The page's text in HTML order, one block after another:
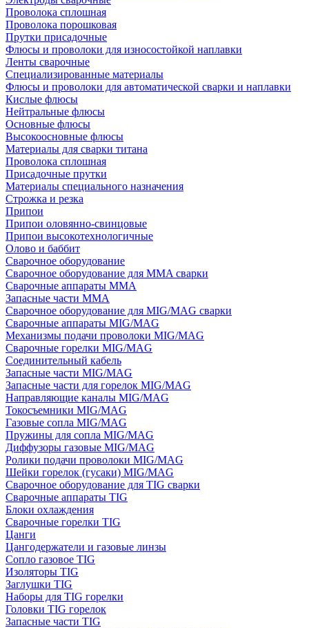
Проволока сплошная
Проволока порошковая
Прутки присадочные
Флюсы и проволоки для износостойкой наплавки
Ленты сварочные
Специализированные материалы
Флюсы и проволоки для автоматической сварки и наплавки
Кислые флюсы
Нейтральные флюсы
Основные флюсы
Высокоосновные флюсы
Материалы для сварки титана
Проволока сплошная
Присадочные прутки
Материалы специального назначения
Строжка и резка
Припои
Припои оловянно-свинцовые
Припои высокотехнологичные
Олово и баббит
Сварочное оборудование
Сварочное оборудование для MMA сварки
Сварочные аппараты MMA
Запасные части MMA
Сварочное оборудование для MIG/MAG сварки
Сварочные аппараты MIG/MAG
Механизмы подачи проволоки MIG/MAG
Сварочные горелки MIG/MAG
Соединительный кабель
Запасные части MIG/MAG
Запасные части для горелок MIG/MAG
Направляющие каналы MIG/MAG
Токосъемники MIG/MAG
Газовые сопла MIG/MAG
Пружины для сопла MIG/MAG
Диффузоры газовые MIG/MAG
Ролики подачи проволоки MIG/MAG
Шейки горелок (гусаки) MIG/MAG
Сварочное оборудование для TIG сварки
Сварочные аппараты TIG
Блоки охлаждения
Сварочные горелки TIG
Цанги
Цангодержатели и газовые линзы
Сопло газовое TIG
Изоляторы TIG
Заглушки TIG
Наборы для TIG горелки
Головки TIG горелок
Запасные части TIG